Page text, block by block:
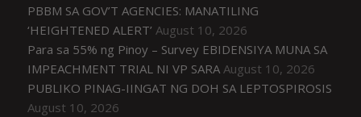
PBBM SA GOV’T AGENCIES: MANATILING
‘HEIGHTENED ALERT’ August 10, 2026
Para sa 55% ng Pinoy – Survey EBIDENSIYA MUNA SA
IMPEACHMENT TRIAL NI VP SARA August 10, 2026
PUBLIKO PINAG-IINGAT NG DOH SA LEPTOSPIROSIS
August 10, 2026